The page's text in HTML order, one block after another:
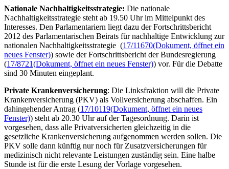
Nationale Nachhaltigkeitsstrategie: Die nationale
Nachhaltigkeitsstrategie steht ab 19.50 Uhr im Mittelpunkt des
Interesses. Den Parlamentariern liegt dazu der Fortschrittsbericht
2012 des Parlamentarischen Beirats für nachhaltige Entwicklung zur
nationalen Nachhaltigkeitsstrategie (17/11670(Dokument, öffnet ein
neues Fenster)) sowie der Fortschrittsbericht der Bundesregierung
(17/8721(Dokument, öffnet ein neues Fenster)) vor. Für die Debatte
sind 30 Minuten eingeplant.
Private Krankenversicherung: Die Linksfraktion will die Private
Krankenversicherung (PKV) als Vollversicherung abschaffen. Ein
dahingehender Antrag (17/10119(Dokument, öffnet ein neues
Fenster)) steht ab 20.30 Uhr auf der Tagesordnung. Darin ist
vorgesehen, dass alle Privatversicherten gleichzeitig in die
gesetzliche Krankenversicherung aufgenommen werden sollen. Die
PKV solle dann künftig nur noch für Zusatzversicherungen für
medizinisch nicht relevante Leistungen zuständig sein. Eine halbe
Stunde ist für die erste Lesung der Vorlage vorgesehen.